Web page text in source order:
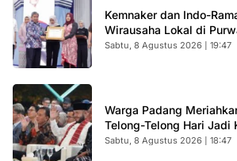
Kemnaker dan Indo-
Wirausaha Lokal di
Sabtu, 8 Agustus 2026 | 19:47
Warga Padang
Telong-Telong Hari Jadi
Sabtu, 8 Agustus 2026 | 18:47